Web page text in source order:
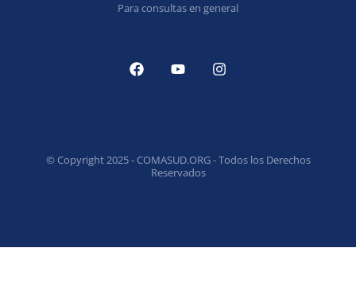
Para consultas en general
© Copyright 2025 - COMASUD.ORG - Todos los Derechos
Reservados